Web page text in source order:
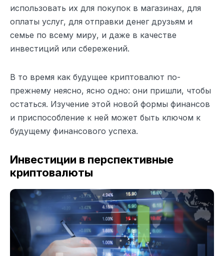
использовать их для покупок в магазинах, для
оплаты услуг, для отправки денег друзьям и
семье по всему миру, и даже в качестве
инвестиций или сбережений.
В то время как будущее криптовалют по-
прежнему неясно, ясно одно: они пришли, чтобы
остаться. Изучение этой новой формы финансов
и приспособление к ней может быть ключом к
будущему финансового успеха.
Инвестиции в перспективные
криптовалюты